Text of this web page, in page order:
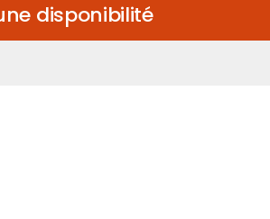
disponibilité